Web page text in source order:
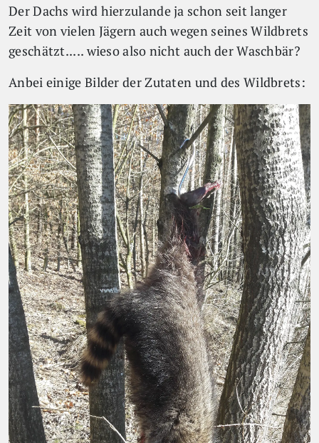
Der Dachs wird hierzulande ja schon seit langer
Zeit von vielen Jägern auch wegen seines Wildbrets
geschätzt..... wieso also nicht auch der Waschbär?
Anbei einige Bilder der Zutaten und des Wildbrets: